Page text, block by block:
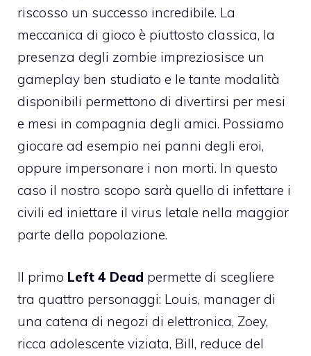
riscosso un successo incredibile. La
meccanica di gioco è piuttosto classica, la
presenza degli zombie impreziosisce un
gameplay ben studiato e le tante modalità
disponibili permettono di divertirsi per mesi
e mesi in compagnia degli amici. Possiamo
giocare ad esempio nei panni degli eroi,
oppure impersonare i non morti. In questo
caso il nostro scopo sarà quello di infettare i
civili ed iniettare il virus letale nella maggior
parte della popolazione.
Il primo Left 4 Dead permette di scegliere
tra quattro personaggi: Louis, manager di
una catena di negozi di elettronica, Zoey,
ricca adolescente viziata, Bill, reduce del